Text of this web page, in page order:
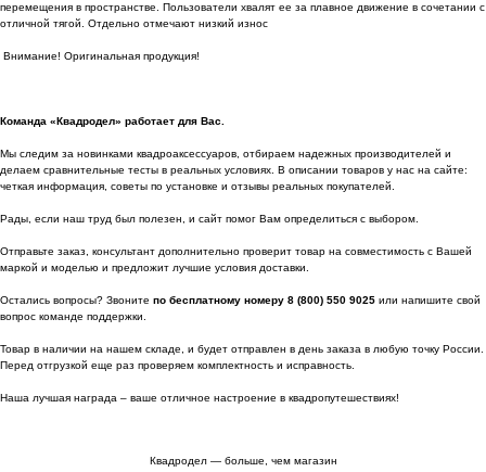
перемещения в пространстве. Пользователи хвалят ее за плавное движение в сочетании с
отличной тягой. Отдельно отмечают низкий износ
Внимание! Оригинальная продукция!
Команда «Квадродел» работает для Вас.
Мы следим за новинками квадроаксессуаров, отбираем надежных производителей и
делаем сравнительные тесты в реальных условиях. В описании товаров у нас на сайте:
четкая информация, советы по установке и отзывы реальных покупателей.
Рады, если наш труд был полезен, и сайт помог Вам определиться с выбором.
Отправьте заказ, консультант дополнительно проверит товар на совместимость с Вашей
маркой и моделью и предложит лучшие условия доставки.
Остались вопросы? Звоните по бесплатному номеру 8 (800) 550 9025 или напишите свой
вопрос команде поддержки.
Товар в наличии на нашем складе, и будет отправлен в день заказа в любую точку России.
Перед отгрузкой еще раз проверяем комплектность и исправность.
Наша лучшая награда – ваше отличное настроение в квадропутешествиях!
Квадродел — больше, чем магазин